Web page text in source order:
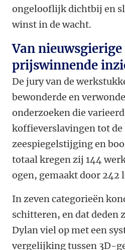
ongelooflijk dichtbij en
winst in de wacht.
Van
prijswinnende
De jury van de
bewonderde en
onderzoeken die
koffieverslavingen tot de
zeespiegelstijging en
totaal kregen zij 144
ogen, gemaakt door 242
In zeven categorieën
schitteren, en dat deden
Dylan viel op met een
vergelijking tussen 3D-